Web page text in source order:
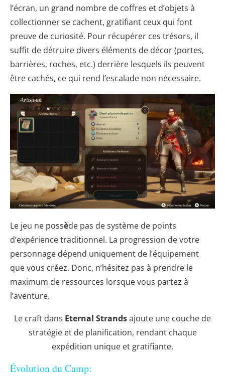
l’écran, un grand nombre de coffres et d’objets à
collectionner se cachent, gratifiant ceux qui font
preuve de curiosité. Pour récupérer ces trésors, il
suffit de détruire divers éléments de décor (portes,
barrières, roches, etc.) derrière lesquels ils peuvent
être cachés, ce qui rend l’escalade non nécessaire.
Le jeu ne possède pas de système de points
d’expérience traditionnel. La progression de votre
personnage dépend uniquement de l’équipement
que vous créez. Donc, n’hésitez pas à prendre le
maximum de ressources lorsque vous partez à
l’aventure.
Le craft dans Eternal Strandsajoute une couche de
stratégie et de planification, rendant chaque
expédition unique et gratifiante.
Évolution du Camp: